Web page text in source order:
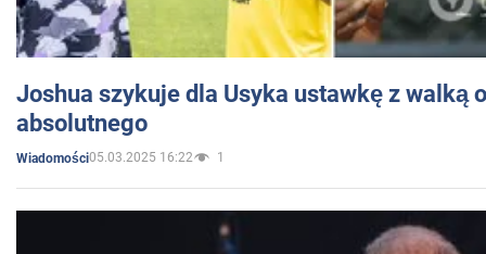
Joshua szykuje dla Usyka ustawkę z walką
absolutnego
Wiadomości05.03.2025 16:22 1